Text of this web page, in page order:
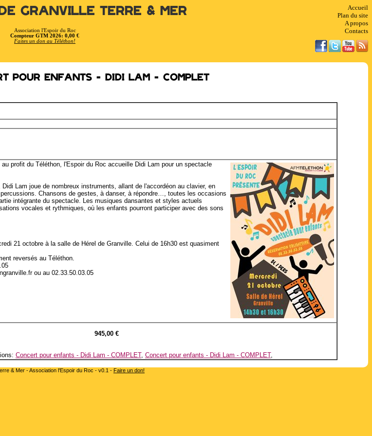
Accueil
Plan du site
A propos
Contacts
Granville Terre & Mer
Association l'Espoir du Roc
Compteur GTM 2026: 0,00 €
Faites un don au Téléthon!
pour enfants - Didi Lam - COMPLET
profit du Téléthon, l'Espoir du Roc accueille Didi Lam pour un spectacle
Lam joue de nombreux instruments, allant de l'accordéon au clavier, en
Chansons de gestes, à danser, à répondre…, toutes les occasions
intégrante du spectacle. Les musiques dansantes et styles actuels
vocales et rythmiques, où les enfants pourront participer avec des sons
21 octobre à la salle de Hérel de Granville. Celui de 16h30 est quasiment
reversés au Téléthon.
ou au 02.33.50.03.05
945,00 €
Concert pour enfants - Didi Lam - COMPLET, Concert pour enfants - Didi Lam - COMPLET,
& Mer - Association l'Espoir du Roc - v0.1 - Faire un don!